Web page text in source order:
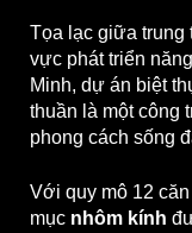
Tọa lạc giữa trung
vực phát triển
Minh, dự án biệt
thuần là một công
phong cách sống
Với quy mô 12
mục nhôm kính